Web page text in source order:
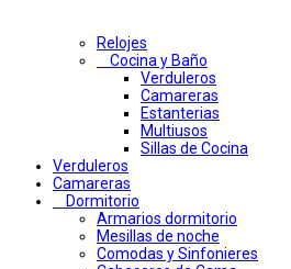
Relojes
Cocina y Baño
Verduleros
Camareras
Estanterias
Multiusos
Sillas de Cocina
Verduleros
Camareras
Dormitorio
Armarios dormitorio
Mesillas de noche
Comodas y Sinfonieres